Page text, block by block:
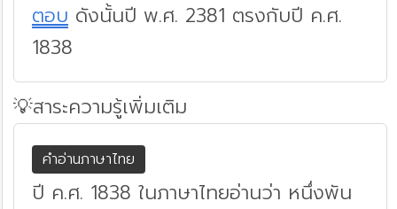
ตอบ ดังนั้นปี พ.ศ. 2381 ตรงกับปี ค.ศ.
1838
💡สาระความรู้เพิ่มเติม
คำอ่านภาษาไทย
ปี ค.ศ. 1838 ในภาษาไทยอ่านว่า หนึ่งพัน